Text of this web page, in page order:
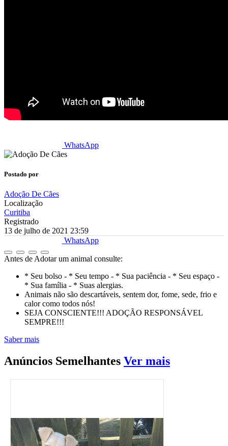
WhatsApp
Postado por
Adoção De Cães
Localização
Curitiba
Registrado
13 de julho de 2021 23:59
WhatsApp
Antes de Adotar um animal consulte:
* Seu bolso - * Seu tempo - * Sua paciência - * Seu espaço -
* Sua família - * Suas alergias.
Animais não são descartáveis, sentem dor, fome, sede, frio e
calor como todos nós!
SEJA CONSCIENTE!!! ADOÇÃO RESPONSÁVEL
SEMPRE!!!
Saber mais
Anúncios Semelhantes Ver mais